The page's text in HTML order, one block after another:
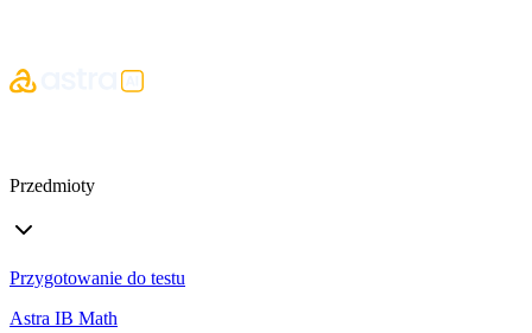
Przedmioty
Przygotowanie do testu
Astra IB Math